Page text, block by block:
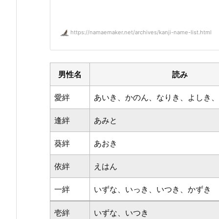
https://namaemaker.net/archives/kanji-name-list.html
男性名 読み
愛絆 あいき、かのん、なりき、よしき
逢絆 あみと
葵絆 あおき
依絆 えはん
一絆 いずな、いっき、いつき、かずき
壱絆 いずな、いつき